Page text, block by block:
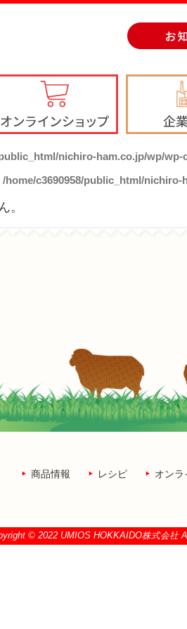
nichiro-ham.co.jp/wp/
/home/c3690958/public_html/
。
商品情報 レシピ オンラ
© 2022 UMIOS HOKKAIDO株式会社